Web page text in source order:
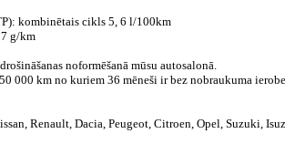
kombinētais cikls 5, 6 l/100km
g/km
noformēšanā mūsu autosalonā.
000 km no kuriem 36 mēneši ir bez nobraukuma
Renault, Dacia, Peugeot, Citroen, Opel, Suzuki,